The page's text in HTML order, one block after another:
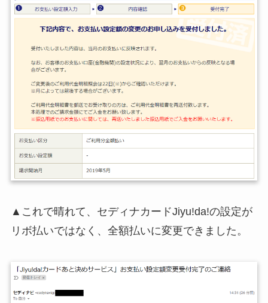
▲これで晴れて、セディナカードJiyu!da!の設定が
リボ払いではなく、全額払いに変更できました。